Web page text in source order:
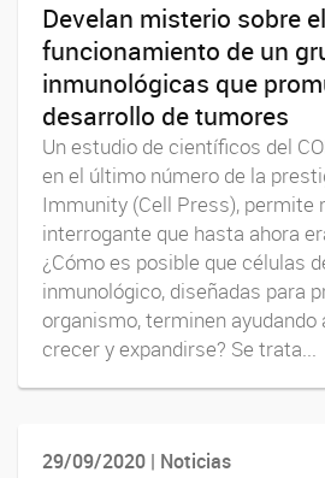
Develan misterio sobre el
funcionamiento de un
inmunológicas que
desarrollo de tumores
Un estudio de científicos del
en el último número de la
Immunity (Cell Press), permite
interrogante que hasta ahora
¿Cómo es posible que células
inmunológico, diseñadas para
organismo, terminen ayudando
crecer y expandirse? Se trata...
29/09/2020 | Noticias